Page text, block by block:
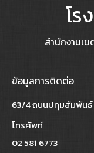
โร
สำนักงานเ
ข้อมูลการติดต่อ
63/4 ถนนปทุมสัมพันธ์
โทรศัพท์
02 581 6773